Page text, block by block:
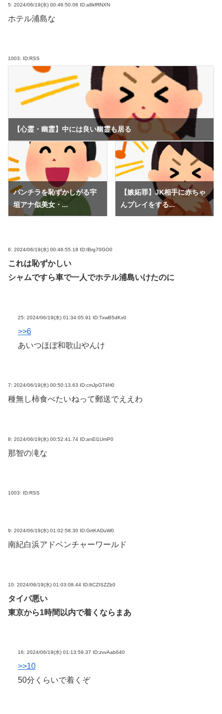
5: 2024/06/19(水) 00:46:50.06 ID:a8kfRNXN
ホテル浦島な
1003: ID:RSS
【心霊・幽霊】中には良い幽霊も居る
パンチラを恥ずかしがる宇
垣アナ似美女・...
【嫉妬罪】JK相手に赤ちゃ
んプレイをする...
6: 2024/06/19(水) 00:46:55.18 ID:IBrg70GO0
これは恥ずかしい
シャムですら車で一人でホテル浦島いけたのに
25: 2024/06/19(水) 01:34:05.91 ID:TxwB5dKx0
>>6
あいつほぼ和歌山やんけ
7: 2024/06/19(水) 00:50:13.63 ID:cmJpGT4H0
種無し柿食べたいねって郵送でええわ
8: 2024/06/19(水) 00:52:41.74 ID:anEl1UmP0
那智の滝な
1003: ID:RSS
9: 2024/06/19(水) 01:02:58.30 ID:GrtKADuW0
南紀白浜アドベンチャーワールド
10: 2024/06/19(水) 01:03:08.44 ID:8CZISZZb0
タイパ悪い
東京から1時間以内で着くならまあ
16: 2024/06/19(水) 01:13:59.37 ID:zvvAab640
>>10
50分くらいで着くぞ